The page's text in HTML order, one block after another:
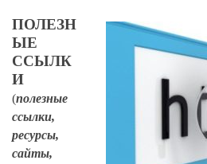
ПОЛЕЗН
ЫЕ
ССЫЛК
И
(полезные
ссылки,
ресурсы,
сайты,